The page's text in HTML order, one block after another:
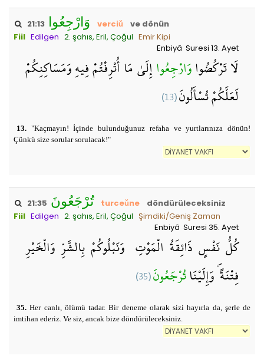
21:13 وَارْجِعُوا verciǔ
ve dönün
Fiil Edilgen 2. şahıs, Eril, Çoğul Emir Kipi
Enbiyâ Suresi 13. Ayet
لَا تَرْكُضُواوَارْجِعُواإِلَىٰ مَا أُتْرِفْتُمْ فِيهِ وَمَسَاكِنِكُمْ
لَعَلَّكُمْ تُسْأَلُونَ(13)
13. "Kaçmayın! İçinde bulunduğunuz refaha ve yurtlarınıza dönün!
Çünkü size sorular sorulacak!"
21:35 تُرْجَعُونَ turceǔne
döndürüleceksiniz
Fiil Edilgen 2. şahıs, Eril, Çoğul Şimdiki/Geniş Zaman
Enbiyâ Suresi 35. Ayet
كُلُّ نَفْسٍ ذَائِقَةُ الْمَوْتِ ۗ وَنَبْلُوكُمْ بِالشَّرِّ وَالْخَيْرِ
فِتْنَةً ۖ وَإِلَيْنَاتُرْجَعُونَ(35)
35.Her canlı, ölümü tadar. Bir deneme olarak sizi hayırla da, şerle de
imtihan ederiz. Ve siz, ancak bize döndürüleceksiniz.